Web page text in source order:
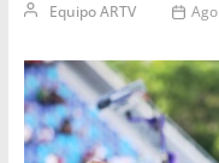
Equipo ARTV